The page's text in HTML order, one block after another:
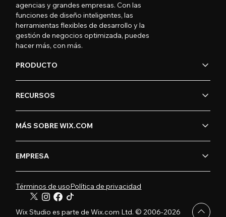
agencias y grandes empresas. Con las
funciones de diseño inteligentes, las
herramientas flexibles de desarrollo y la
gestión de negocios optimizada, puedes
hacer más, con más.
PRODUCTO
RECURSOS
MÁS SOBRE WIX.COM
EMPRESA
Términos de usoPolítica de privacidad
Wix Studio es parte de Wix.com Ltd. © 2006-2026